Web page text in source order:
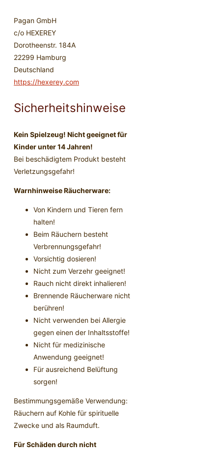
Pagan GmbH
c/o HEXEREY
Dorotheenstr. 184A
22299 Hamburg
Deutschland
https://hexerey.com
Sicherheitshinweise
Kein Spielzeug! Nicht geeignet für
Kinder unter 14 Jahren!
Bei beschädigtem Produkt besteht
Verletzungsgefahr!
Warnhinweise Räucherware:
Von Kindern und Tieren fern
halten!
Beim Räuchern besteht
Verbrennungsgefahr!
Vorsichtig dosieren!
Nicht zum Verzehr geeignet!
Rauch nicht direkt inhalieren!
Brennende Räucherware nicht
berühren!
Nicht verwenden bei Allergie
gegen einen der Inhaltsstoffe!
Nicht für medizinische
Anwendung geeignet!
Für ausreichend Belüftung
sorgen!
Bestimmungsgemäße Verwendung:
Räuchern auf Kohle für spirituelle
Zwecke und als Raumduft.
Für Schäden durch nicht